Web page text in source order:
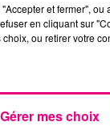
et fermer",
en cliquant sur
ou retirer votre
Gérer mes choix